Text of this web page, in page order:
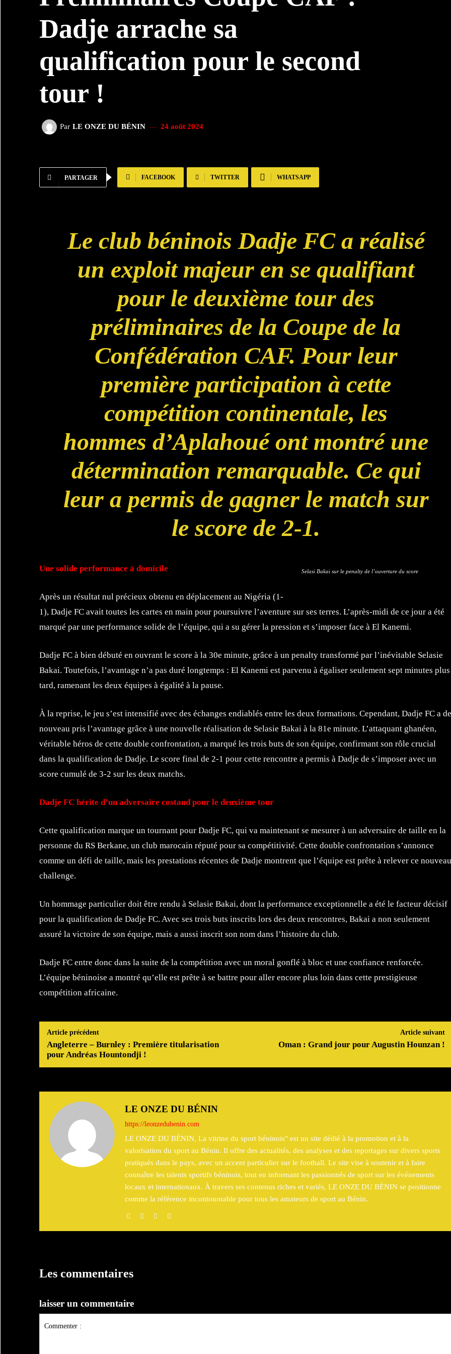
Dadje arrache sa
qualification pour le second
tour !
Par LE ONZE DU BÉNIN 24 août 2024
PARTAGER FACEBOOK TWITTER WHATSAPP
Le club béninois Dadje FC a réalisé
un exploit majeur en se qualifiant
pour le deuxième tour des
préliminaires de la Coupe de la
Confédération CAF. Pour leur
première participation à cette
compétition continentale, les
hommes d’Aplahoué ont montré une
détermination remarquable. Ce qui
leur a permis de gagner le match sur
le score de 2-1.
Selasi Bakai sur le penalty de l’ouverture du score
Une solide performance à domicile
Après un résultat nul précieux obtenu en déplacement au Nigéria (1-
1), Dadje FC avait toutes les cartes en main pour poursuivre l’aventure sur ses terres. L’après-midi de ce jour a été
marqué par une performance solide de l’équipe, qui a su gérer la pression et s’imposer face à El Kanemi.
Dadje FC à bien débuté en ouvrant le score à la 30e minute, grâce à un penalty transformé par l’inévitable Selasie
Bakai. Toutefois, l’avantage n’a pas duré longtemps : El Kanemi est parvenu à égaliser seulement sept minutes plus
tard, ramenant les deux équipes à égalité à la pause.
À la reprise, le jeu s’est intensifié avec des échanges endiablés entre les deux formations. Cependant, Dadje FC a de
nouveau pris l’avantage grâce à une nouvelle réalisation de Selasie Bakai à la 81e minute. L’attaquant ghanéen,
véritable héros de cette double confrontation, a marqué les trois buts de son équipe, confirmant son rôle crucial
dans la qualification de Dadje. Le score final de 2-1 pour cette rencontre a permis à Dadje de s’imposer avec un
score cumulé de 3-2 sur les deux matchs.
Dadje FC hérite d’un adversaire costaud pour le deuxième tour
Cette qualification marque un tournant pour Dadje FC, qui va maintenant se mesurer à un adversaire de taille en la
personne du RS Berkane, un club marocain réputé pour sa compétitivité. Cette double confrontation s’annonce
comme un défi de taille, mais les prestations récentes de Dadje montrent que l’équipe est prête à relever ce nouveau
challenge.
Un hommage particulier doit être rendu à Selasie Bakai, dont la performance exceptionnelle a été le facteur décisif
pour la qualification de Dadje FC. Avec ses trois buts inscrits lors des deux rencontres, Bakai a non seulement
assuré la victoire de son équipe, mais a aussi inscrit son nom dans l’histoire du club.
Dadje FC entre donc dans la suite de la compétition avec un moral gonflé à bloc et une confiance renforcée.
L’équipe béninoise a montré qu’elle est prête à se battre pour aller encore plus loin dans cette prestigieuse
compétition africaine.
Article précédent
Angleterre – Burnley : Première titularisation
pour Andréas Hountondji !
Article suivant
Oman : Grand jour pour Augustin Hounzan !
LE ONZE DU BÉNIN
https://leonzedubenin.com
LE ONZE DU BÉNIN, La vitrine du sport béninois" est un site dédié à la promotion et à la
valorisation du sport au Bénin. Il offre des actualités, des analyses et des reportages sur divers sports
pratiqués dans le pays, avec un accent particulier sur le football. Le site vise à soutenir et à faire
connaître les talents sportifs béninois, tout en informant les passionnés de sport sur les événements
locaux et internationaux. À travers ses contenus riches et variés, LE ONZE DU BÉNIN se positionne
comme la référence incontournable pour tous les amateurs de sport au Bénin.
Les commentaires
laisser un commentaire